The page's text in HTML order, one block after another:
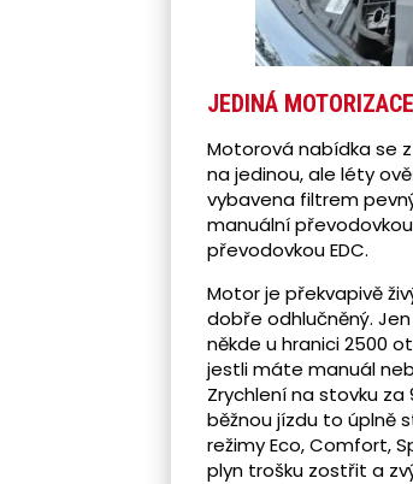
JEDINÁ MOTORIZACE
Motorová nabídka se
na jedinou, ale léty
vybavena filtrem
manuální
převodovkou EDC.
Motor je překvapivě
dobře odhlučněný.
někde u hranici 2500
jestli máte manuál
Zrychlení na stovku za
běžnou jízdu to úplně
režimy Eco, Comfort,
plyn trošku zostřit a